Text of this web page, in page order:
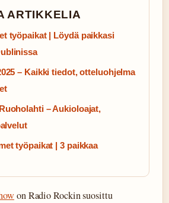
ARTIKKELIA
työpaikat | Löydä paikkasi
– Kaikki tiedot, otteluohjelma
– Aukioloajat,
työpaikat | 3 paikkaa
on Radio Rockin suosittu